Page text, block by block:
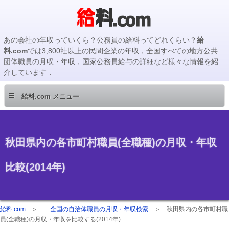
あの会社の年収っていくら？公務員の給料ってどれくらい？給
料.comでは3,800社以上の民間企業の年収，全国すべての地方公共
団体職員の月収・年収，国家公務員給与の詳細など様々な情報を紹
介しています．
≡ 給料.com メニュー
秋田県内の各市町村職員(全職種)の月収・年収
比較(2014年)
給料.com ＞ 全国の自治体職員の月収・年収検索 ＞ 秋田県内の各市町村職
員(全職種)の月収・年収を比較する(2014年)